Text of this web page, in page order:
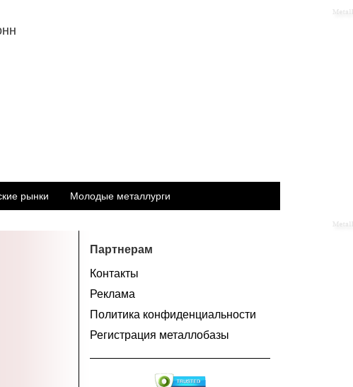
рынки Молодые металлурги
Партнерам
Контакты
Реклама
Политика конфиденциальности
Регистрация металлобазы